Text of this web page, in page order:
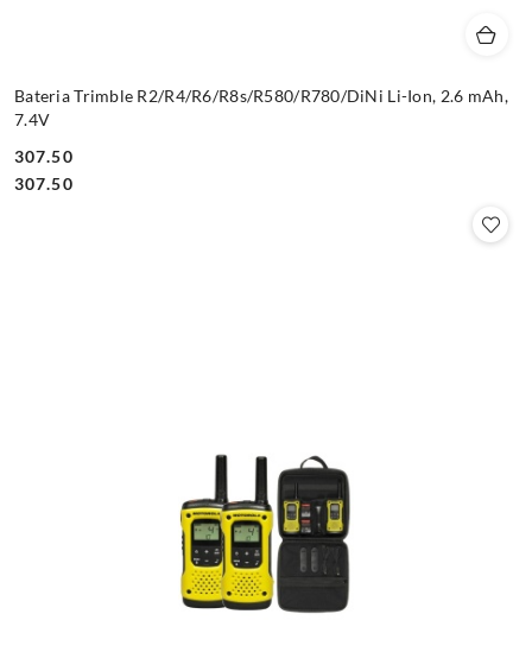
Bateria Trimble R2/R4/R6/R8s/R580/R780/DiNi Li-Ion, 2.6 mAh,
7.4V
Cena:
307.50
Cena:
307.50